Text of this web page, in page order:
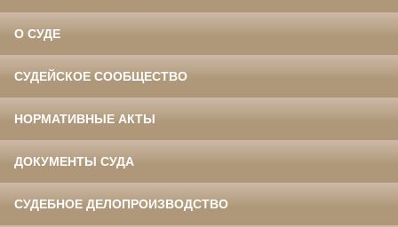
О СУДЕ
СУДЕЙСКОЕ СООБЩЕСТВО
НОРМАТИВНЫЕ АКТЫ
ДОКУМЕНТЫ СУДА
СУДЕБНОЕ ДЕЛОПРОИЗВОДСТВО